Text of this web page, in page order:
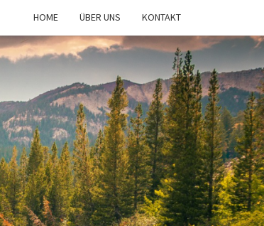
HOME ÜBER UNS KONTAKT